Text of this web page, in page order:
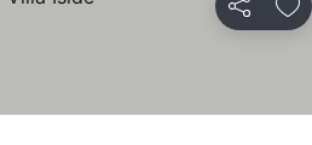
Partilhar